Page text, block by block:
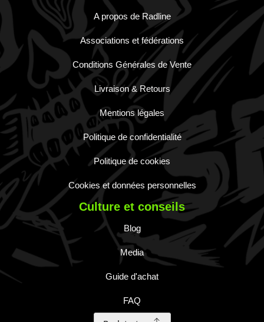
A propos de Radline
Associations et fédérations
Conditions Générales de Vente
Livraison & Retours
Mentions légales
Politique de confidentialité
Politique de cookies
Cookies et données personnelles
Culture et conseils
Blog
Media
Guide d'achat
FAQ